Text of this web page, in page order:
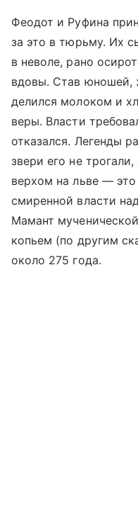
Феодот и Руфина
за это в тюрьму. Их
в неволе, рано
вдовы. Став юношей,
делился молоком и
веры. Власти
отказался. Легенды
звери его не
верхом на льве —
смиренной власти
Мамант
копьем (по другим
около 275 года.